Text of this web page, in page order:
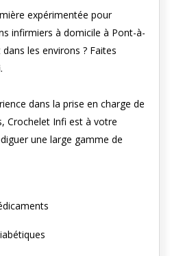
expérimentée pour
infirmiers à domicile à Pont-à-
les environs ? Faites
dans la prise en charge de
Crochelet Infi est à votre
une large gamme de